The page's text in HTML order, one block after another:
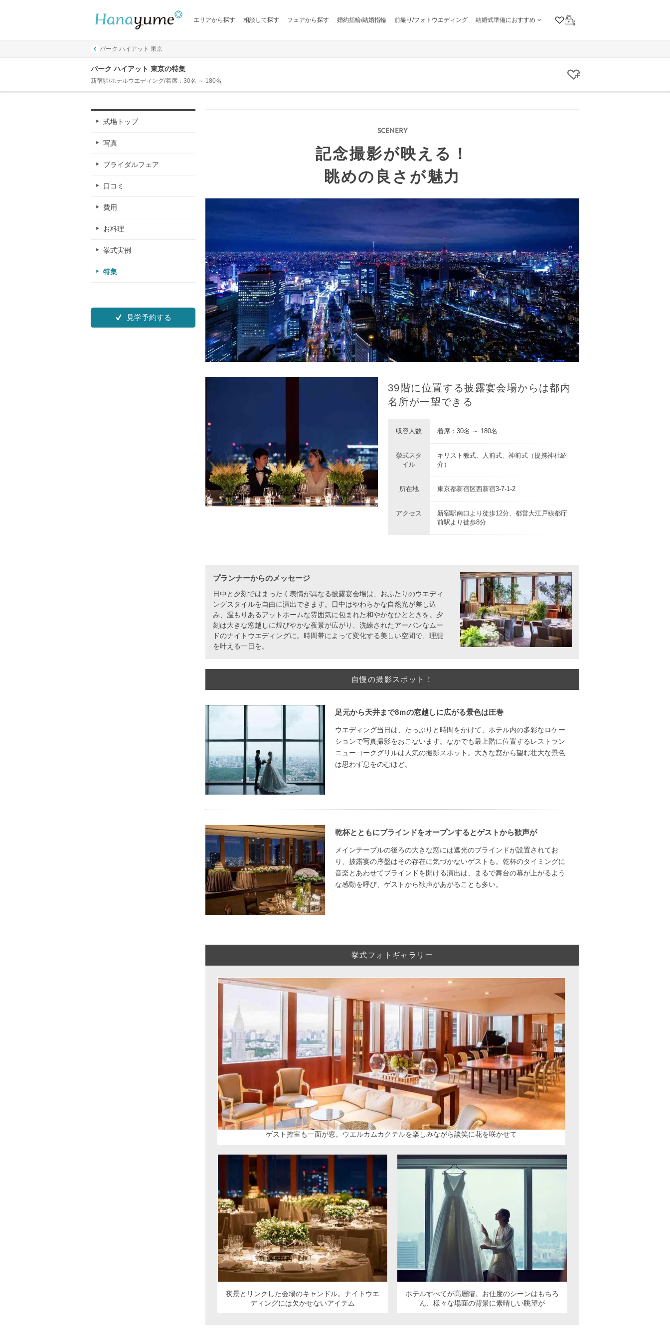
エリアから探す 相談して探す フェアから探す 婚約指輪/結婚指輪 前撮り/フォトウエディング 結婚式準備におすすめ
クリップリスト
ログイン
パーク ハイアット 東京
パーク ハイアット 東京の特集
新宿駅/ホテルウエディング/着席：30名 ～ 180名 クリップする
式場トップ
写真
ブライダルフェア
口コミ
費用
お料理
挙式実例
特集
見学予約する
記念撮影が映える！
眺めの良さが魅力
39階に位置する披露宴会場からは都内
名所が一望できる
収容人数 着席：30名 ～ 180名
挙式スタ
イル
キリスト教式、人前式、神前式（提携神社紹
介）
所在地 東京都新宿区西新宿3-7-1-2
アクセス
新宿駅南口より徒歩12分、都営大江戸線都庁
前駅より徒歩8分
プランナーからのメッセージ
日中と夕刻ではまったく表情が異なる披露宴会場は、おふたりのウエディ
ングスタイルを自由に演出できます。日中はやわらかな自然光が差し込
み、温もりあるアットホームな雰囲気に包まれた和やかなひとときを。夕
刻は大きな窓越しに煌びやかな夜景が広がり、洗練されたアーバンなムー
ドのナイトウエディングに。時間帯によって変化する美しい空間で、理想
を叶える一日を。
自慢の撮影スポット！
足元から天井まで8ｍの窓越しに広がる景色は圧巻
ウエディング当日は、たっぷりと時間をかけて、ホテル内の多彩なロケー
ションで写真撮影をおこないます。なかでも最上階に位置するレストラン
ニューヨークグリルは人気の撮影スポット。大きな窓から望む壮大な景色
は思わず息をのむほど。
乾杯とともにブラインドをオープンするとゲストから歓声が
メインテーブルの後ろの大きな窓には遮光のブラインドが設置されてお
り、披露宴の序盤はその存在に気づかないゲストも。乾杯のタイミングに
音楽とあわせてブラインドを開ける演出は、まるで舞台の幕が上がるよう
な感動を呼び、ゲストから歓声があがることも多い。
挙式フォトギャラリー
ゲスト控室も一面が窓。ウエルカムカクテルを楽しみながら談笑に花を咲かせて
夜景とリンクした会場のキャンドル。ナイトウエ
ディングには欠かせないアイテム
ホテルすべてが高層階。お仕度のシーンはもちろ
ん、様々な場面の背景に素晴しい眺望が